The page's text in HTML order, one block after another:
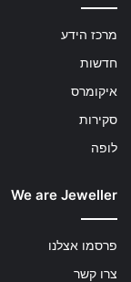
מרכז הידע
חדשות
איקומרס
סקירות
לופה
We are Jeweller
פרסמו אצלנו
צרו קשר